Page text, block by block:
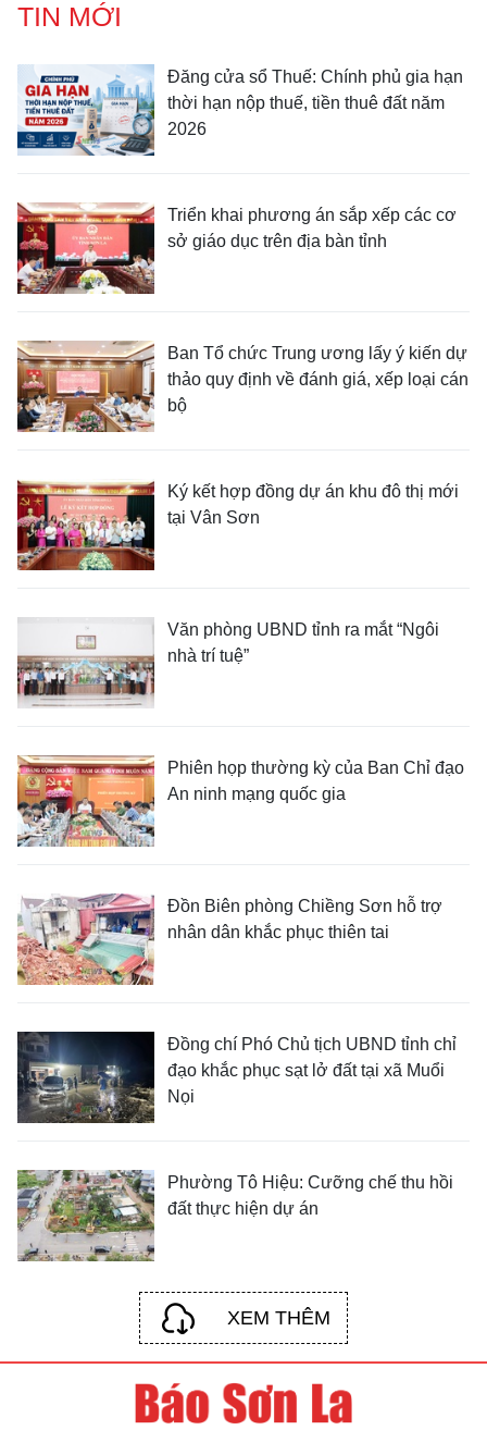
TIN MỚI
Đăng cửa sổ Thuế: Chính phủ gia hạn
thời hạn nộp thuế, tiền thuê đất năm
2026
Triển khai phương án sắp xếp các cơ
sở giáo dục trên địa bàn tỉnh
Ban Tổ chức Trung ương lấy ý kiến dự
thảo quy định về đánh giá, xếp loại cán
bộ
Ký kết hợp đồng dự án khu đô thị mới
tại Vân Sơn
Văn phòng UBND tỉnh ra mắt “Ngôi
nhà trí tuệ”
Phiên họp thường kỳ của Ban Chỉ đạo
An ninh mạng quốc gia
Đồn Biên phòng Chiềng Sơn hỗ trợ
nhân dân khắc phục thiên tai
Đồng chí Phó Chủ tịch UBND tỉnh chỉ
đạo khắc phục sạt lở đất tại xã Muổi
Nọi
Phường Tô Hiệu: Cưỡng chế thu hồi
đất thực hiện dự án
XEM THÊM